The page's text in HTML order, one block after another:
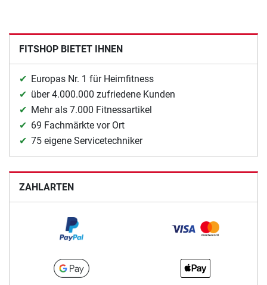
FITSHOP BIETET IHNEN
Europas Nr. 1 für Heimfitness
über 4.000.000 zufriedene Kunden
Mehr als 7.000 Fitnessartikel
69 Fachmärkte vor Ort
75 eigene Servicetechniker
ZAHLARTEN